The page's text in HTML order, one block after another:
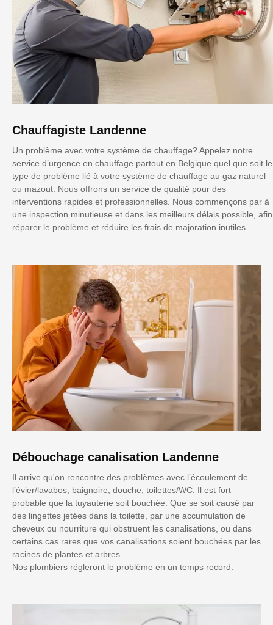
Chauffagiste Landenne
Un problème avec votre système de chauffage? Appelez notre
service d’urgence en chauffage partout en Belgique quel que soit le
type de problème lié à votre système de chauffage au gaz naturel
ou mazout. Nous offrons un service de qualité pour des
interventions rapides et professionnelles. Nous commençons par à
une inspection minutieuse et dans les meilleurs délais possible, afin
réparer le problème et réduire les frais de majoration inutiles.
Débouchage canalisation Landenne
Il arrive qu'on rencontre des problèmes avec l’écoulement de
l’évier/lavabos, baignoire, douche, toilettes/WC. Il est fort
probable que la tuyauterie soit bouchée. Que se soit causé par
des lingettes jetées dans la toilette, par une accumulation de
cheveux ou nourriture qui obstruent les canalisations, ou dans
certains cas rares que vos canalisations soient bouchées par les
racines de plantes et arbres.
Nos plombiers régleront le problème en un temps record.